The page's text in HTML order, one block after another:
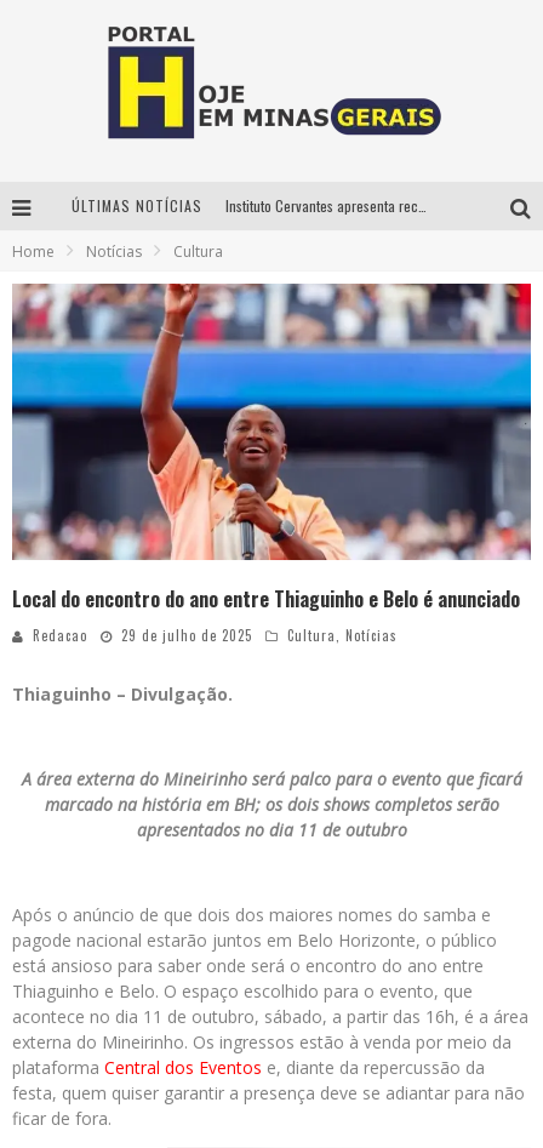
ÚLTIMAS NOTÍCIAS
É neste sábado: Marcelinho de Lima e Trio Virgulino agitam o Forró do Givanildo em Pedro Leopoldo
Projeta Cultura abre inscrições gratuitas em São João del-Rei para oficinas de elaboração de projetos culturais e inteligência artificial
Home Notícias Cultura
Local do encontro do ano entre Thiaguinho e Belo é anunciado
Redacao 29 de julho de 2025 Cultura, Notícias
Thiaguinho – Divulgação.
A área externa do Mineirinho será palco para o evento que ficará
marcado na história em BH; os dois shows completos serão
apresentados no dia 11 de outubro
Após o anúncio de que dois dos maiores nomes do samba e
pagode nacional estarão juntos em Belo Horizonte, o público
está ansioso para saber onde será o encontro do ano entre
Thiaguinho e Belo. O espaço escolhido para o evento, que
acontece no dia 11 de outubro, sábado, a partir das 16h, é a área
externa do Mineirinho. Os ingressos estão à venda por meio da
plataforma Central dos Eventos e, diante da repercussão da
festa, quem quiser garantir a presença deve se adiantar para não
ficar de fora.